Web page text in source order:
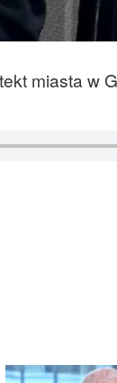
miasta w